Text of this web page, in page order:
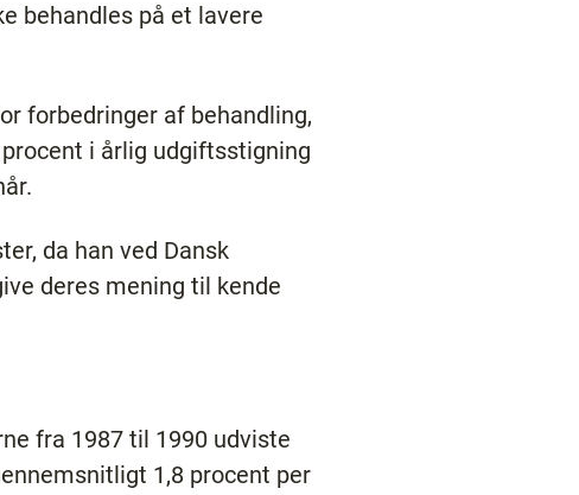
behandles på et lavere
forbedringer af behandling,
i årlig udgiftsstigning
da han ved Dansk
deres mening til kende
fra 1987 til 1990 udviste
1,8 procent per